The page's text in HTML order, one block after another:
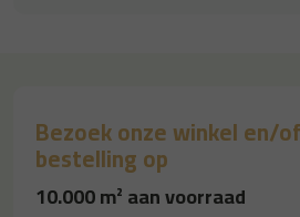
Bezoek onze winkel en/
bestelling op
10.000 m² aan voorraad